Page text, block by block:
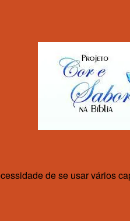
de se usar vários